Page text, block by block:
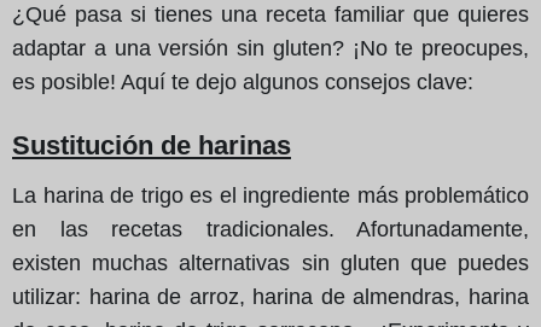
¿Qué pasa si tienes una receta familiar que quieres
adaptar a una versión sin gluten? ¡No te preocupes,
es posible! Aquí te dejo algunos consejos clave:
Sustitución de harinas
La harina de trigo es el ingrediente más problemático
en las recetas tradicionales. Afortunadamente,
existen muchas alternativas sin gluten que puedes
utilizar: harina de arroz, harina de almendras, harina